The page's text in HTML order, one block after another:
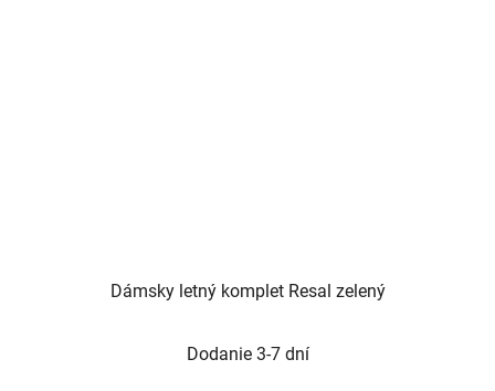
Dámsky letný komplet Resal zelený
Dodanie 3-7 dní